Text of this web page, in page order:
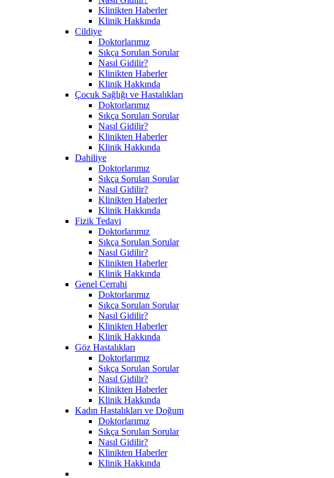
Klinikten Haberler
Klinik Hakkında
Cildiye
Doktorlarımız
Sıkça Sorulan Sorular
Nasıl Gidilir?
Klinikten Haberler
Klinik Hakkında
Çocuk Sağlığı ve Hastalıkları
Doktorlarımız
Sıkça Sorulan Sorular
Nasıl Gidilir?
Klinikten Haberler
Klinik Hakkında
Dahiliye
Doktorlarımız
Sıkça Sorulan Sorular
Nasıl Gidilir?
Klinikten Haberler
Klinik Hakkında
Fizik Tedavi
Doktorlarımız
Sıkça Sorulan Sorular
Nasıl Gidilir?
Klinikten Haberler
Klinik Hakkında
Genel Cerrahi
Doktorlarımız
Sıkça Sorulan Sorular
Nasıl Gidilir?
Klinikten Haberler
Klinik Hakkında
Göz Hastalıkları
Doktorlarımız
Sıkça Sorulan Sorular
Nasıl Gidilir?
Klinikten Haberler
Klinik Hakkında
Kadın Hastalıkları ve Doğum
Doktorlarımız
Sıkça Sorulan Sorular
Nasıl Gidilir?
Klinikten Haberler
Klinik Hakkında